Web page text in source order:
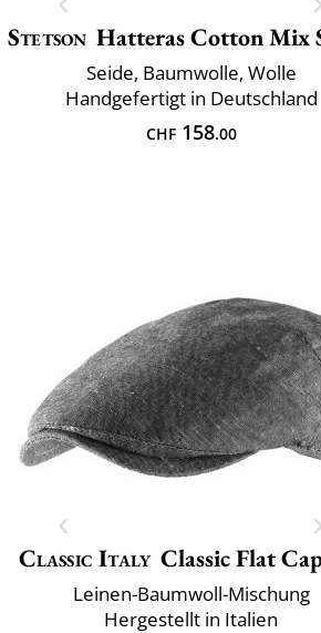
Stetson Hatteras Cotton Mix
Seide, Baumwolle, Wolle
Handgefertigt in Deutschland
CHF158.00
Classic Italy Classic Flat
Leinen-Baumwoll-Mischung
Hergestellt in Italien